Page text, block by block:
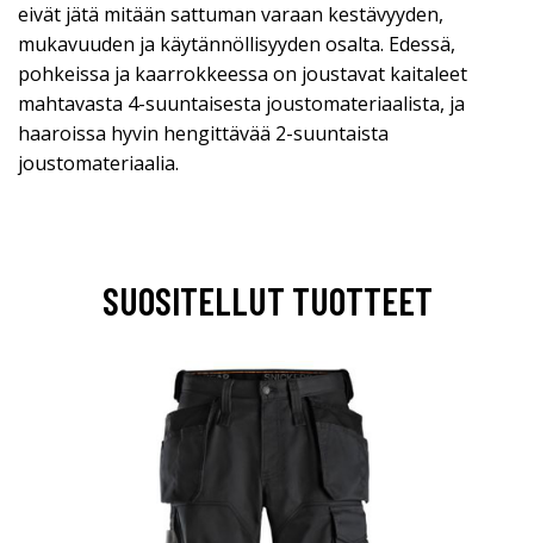
eivät jätä mitään sattuman varaan kestävyyden,
mukavuuden ja käytännöllisyyden osalta. Edessä,
pohkeissa ja kaarrokkeessa on joustavat kaitaleet
mahtavasta 4-suuntaisesta joustomateriaalista, ja
haaroissa hyvin hengittävää 2-suuntaista
joustomateriaalia.
SUOSITELLUT TUOTTEET